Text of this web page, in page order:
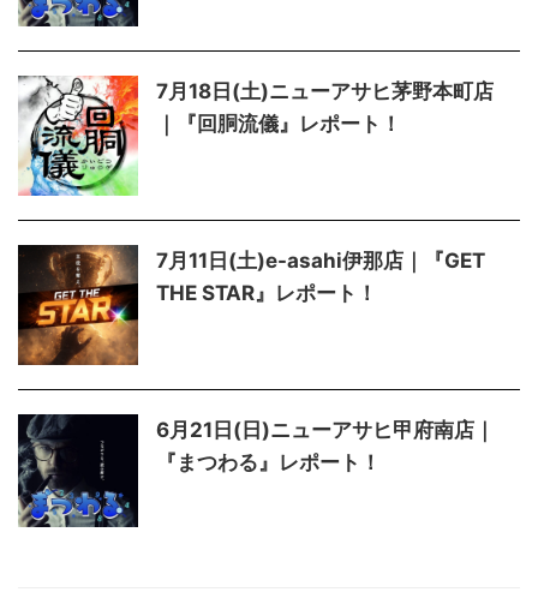
7月18日(土)ニューアサヒ茅野本町店
｜『回胴流儀』レポート！
7月11日(土)e-asahi伊那店｜『GET
THE STAR』レポート！
6月21日(日)ニューアサヒ甲府南店｜
『まつわる』レポート！